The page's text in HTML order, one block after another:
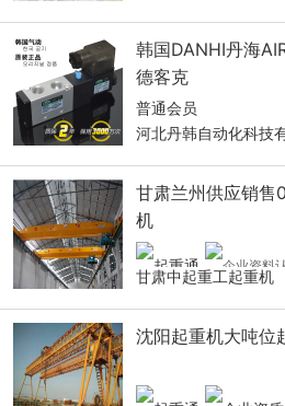
韩国DANHI丹海
德客克
普通会员
河北丹韩自动化科技
甘肃兰州供应销售
机
甘肃中起重工起重机
沈阳起重机大吨位